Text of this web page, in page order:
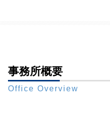
事務所概要
Office Overview